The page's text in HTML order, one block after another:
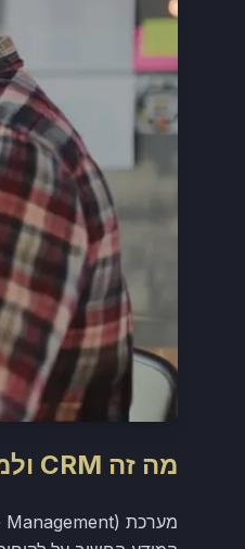
מה זה CRM ולמה זה חשוב?